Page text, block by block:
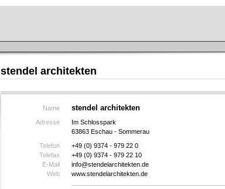
stendel architekten
Name stendel architekten
Adresse
Im Schlosspark
63863 Eschau - Sommerau
Telefon
+49 (0) 9374 - 979 22 0
Telefax
+49 (0) 9374 - 979 22 10
E-Mail
info@stendelarchitekten.de
Web
www.stendelarchitekten.de